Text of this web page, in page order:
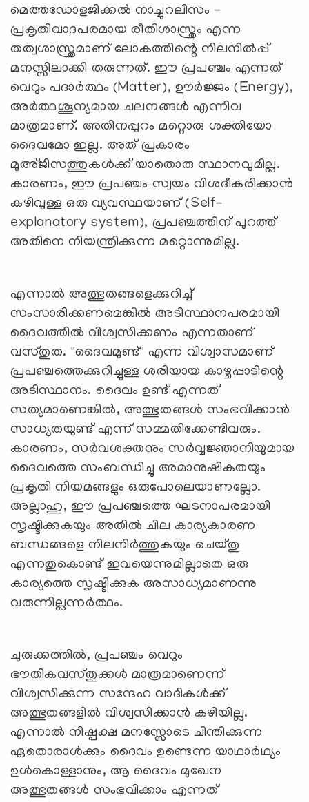
മെത്തഡോളജിക്കൽ നാച്ചുറലിസം -
പ്രകൃതിവാദപരമായ രീതിശാസ്ത്രം എന്ന
തത്വശാസ്ത്രമാണ് ലോകത്തിന്റെ നിലനിൽപ്പ്
മനസ്സിലാക്കി തരുന്നത്. ഈ പ്രപഞ്ചം എന്നത്
വെറും പദാർത്ഥം (Matter), ഊർജ്ജം (Energy),
അർത്ഥശൂന്യമായ ചലനങ്ങൾ എന്നിവ
മാത്രമാണ്. അതിനപ്പുറം മറ്റൊരു ശക്തിയോ
ദൈവമോ ഇല്ല. അത് പ്രകാരം
മുഅ്ജിസത്തുകൾക്ക് യാതൊരു സ്ഥാനവുമില്ല.
കാരണം, ഈ പ്രപഞ്ചം സ്വയം വിശദീകരിക്കാൻ
കഴിവുള്ള ഒരു വ്യവസ്ഥയാണ് (Self-
explanatory system), പ്രപഞ്ചത്തിന് പുറത്ത്
അതിനെ നിയന്ത്രിക്കുന്ന മറ്റൊന്നുമില്ല.
എന്നാൽ അത്ഭുതങ്ങളെക്കുറിച്ച്
സംസാരിക്കണമെങ്കിൽ അടിസ്ഥാനപരമായി
ദൈവത്തിൽ വിശ്വസിക്കണം എന്നതാണ്
വസ്തുത. "ദൈവമുണ്ട്" എന്ന വിശ്വാസമാണ്
പ്രപഞ്ചത്തെക്കുറിച്ചുള്ള ശരിയായ കാഴ്ചപ്പാടിന്റെ
അടിസ്ഥാനം. ദൈവം ഉണ്ട് എന്നത്
സത്യമാണെങ്കിൽ, അത്ഭുതങ്ങൾ സംഭവിക്കാൻ
സാധ്യതയുണ്ട് എന്ന് സമ്മതിക്കേണ്ടിവരും.
കാരണം, സർവശക്തനും സർവ്വജ്ഞാനിയുമായ
ദൈവത്തെ സംബന്ധിച്ചു അമാനുഷികതയും
പ്രകൃതി നിയമങ്ങളും ഒരുപോലെയാണല്ലോ.
അല്ലാഹു, ഈ പ്രപഞ്ചത്തെ ഘടനാപരമായി
സൃഷ്ടിക്കുകയും അതിൽ ചില കാര്യകാരണ
ബന്ധങ്ങളെ നിലനിർത്തുകയും ചെയ്തു
എന്നതുകൊണ്ട് ഇവയെന്നുമില്ലാതെ ഒരു
കാര്യത്തെ സൃഷ്ടിക്കുക അസാധ്യമാണന്നു
വരുന്നില്ലന്നർത്ഥം.
ചുരുക്കത്തിൽ, പ്രപഞ്ചം വെറും
ഭൗതികവസ്തുക്കൾ മാത്രമാണെന്ന്
വിശ്വസിക്കുന്ന സന്ദേഹ വാദികൾക്ക്
അത്ഭുതങ്ങളിൽ വിശ്വസിക്കാൻ കഴിയില്ല.
എന്നാൽ നിഷ്പക്ഷ മനസ്സോടെ ചിന്തിക്കുന്ന
ഏതൊരാൾക്കും ദൈവം ഉണ്ടെന്ന യാഥാർഥ്യം
ഉൾകൊള്ളാനും, ആ ദൈവം മുഖേന
അത്ഭുതങ്ങൾ സംഭവിക്കാം എന്നത്